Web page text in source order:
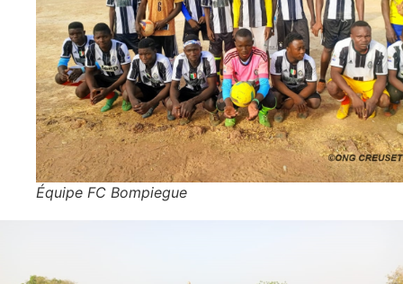
Équipe FC Bompiegue